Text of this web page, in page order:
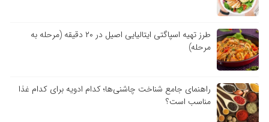
طرز تهیه اسپاگتی ایتالیایی اصیل در ۲۰ دقیقه (مرحله به
مرحله)
راهنمای جامع شناخت چاشنی‌ها؛ کدام ادویه برای کدام غذا
مناسب است؟